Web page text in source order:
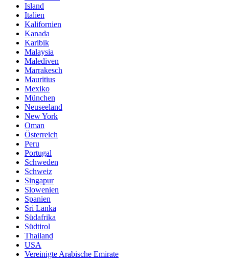
Island
Italien
Kalifornien
Kanada
Karibik
Malaysia
Malediven
Marrakesch
Mauritius
Mexiko
München
Neuseeland
New York
Oman
Österreich
Peru
Portugal
Schweden
Schweiz
Singapur
Slowenien
Spanien
Sri Lanka
Südafrika
Südtirol
Thailand
USA
Vereinigte Arabische Emirate